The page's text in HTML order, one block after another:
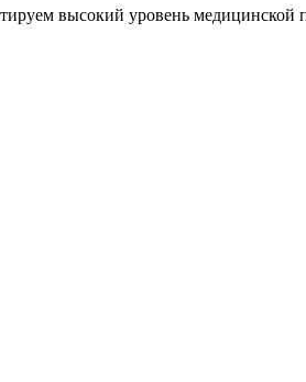
высокий уровень